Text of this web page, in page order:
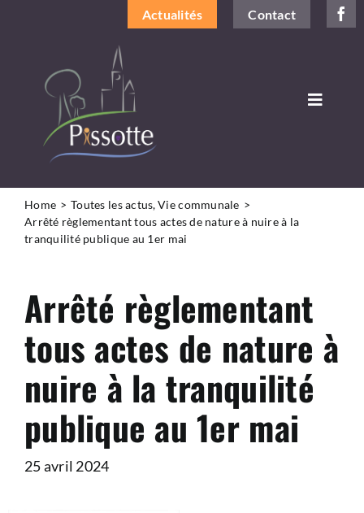
Actualités Contact
Toggle
DÉCOUVRIR LA COMMUNE
VIVRE À PISSOTTE
INFOS PRATIQUES
Home Toutes les actus Vie communale
Arrêté règlementant tous actes de nature à nuire à la
tranquilité publique au 1er mai
Arrêté règlementant
tous actes de nature à
nuire à la tranquilité
publique au 1er mai
25 avril 2024